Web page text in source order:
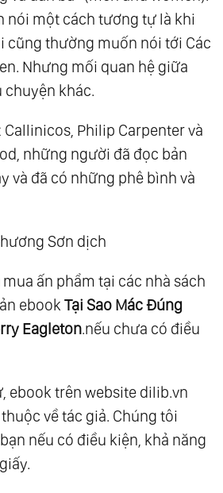
nói một cách tương tự là khi
cũng thường muốn nói tới Các
Nhưng mối quan hệ giữa
chuyện khác.
Philip Carpenter và
những người đã đọc bản
và đã có những phê bình và
Sơn dịch
ấn phẩm tại các nhà sách
ebook Tại Sao Mác Đúng
Eagleton.nếu chưa có điều
ebook trên website dilib.vn
về tác giả. Chúng tôi
nếu có điều kiện, khả năng